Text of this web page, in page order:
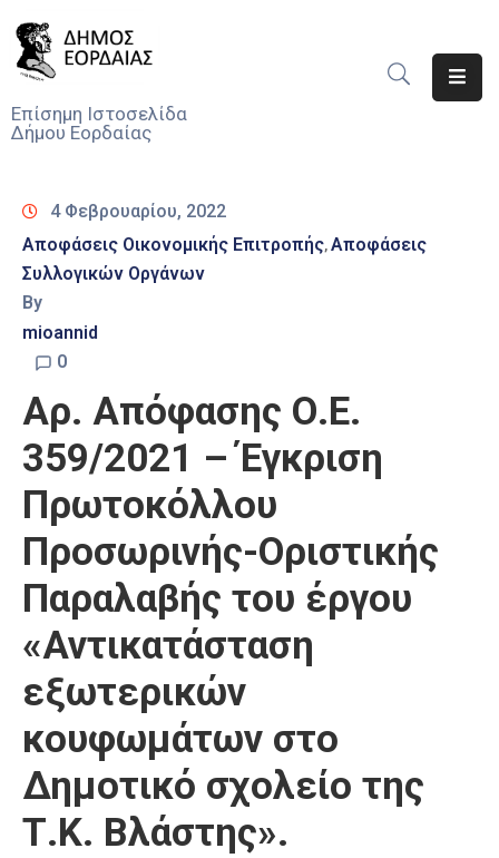
Επίσημη Ιστοσελίδα
Δήμου Εορδαίας
Νέα
Υπηρεσίες
Του
Δήμου
Αποφάσεις
Τηλέφωνα
Καιρός
4 Φεβρουαρίου, 2022
Αποφάσεις Οικονομικής Επιτροπής‚Αποφάσεις
Συλλογικών Οργάνων
By
mioannid
0
Αρ. Απόφασης Ο.Ε.
359/2021 – Έγκριση
Πρωτοκόλλου
Προσωρινής-Οριστικής
Παραλαβής του έργου
«Αντικατάσταση
εξωτερικών
κουφωμάτων στο
Δημοτικό σχολείο της
Τ.Κ. Βλάστης».